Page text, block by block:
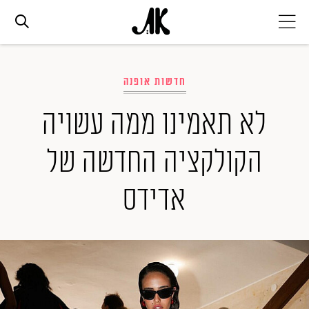
אופנה
ביוטי
סלבס
ערוצים נוספים
המגזין
חדשות אופנה
לא תאמינו ממה עשויה
הקולקציה החדשה של
אדידס